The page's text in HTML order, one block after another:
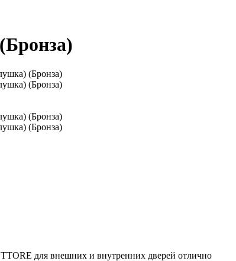
для внешних и внутренних дверей отлично